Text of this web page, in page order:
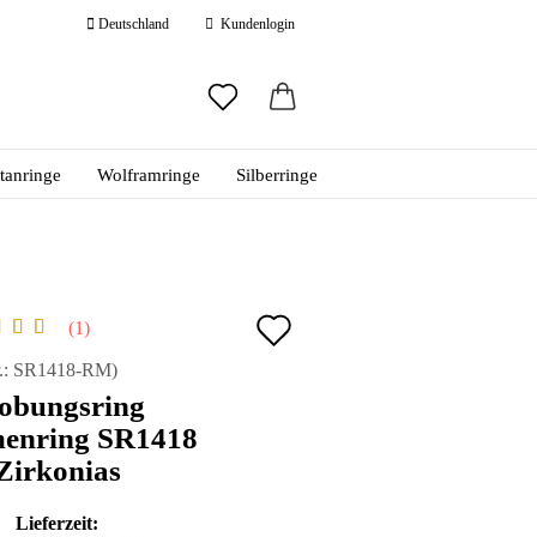
Deutschland Kundenlogin
erstellen
vergessen?
Wolframringe Silberringe
1
SR1418-RM)
SR1418
Lieferzeit: